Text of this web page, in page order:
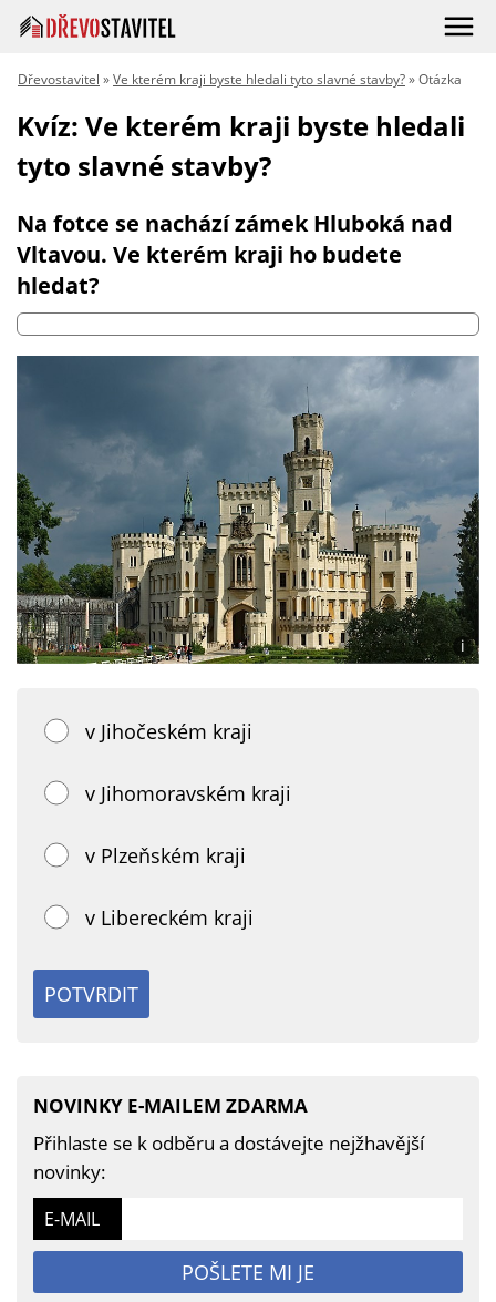
Dřevostavitel »Ve kterém kraji byste hledali tyto slavné stavby?» Otázka
Kvíz: Ve kterém kraji byste hledali
tyto slavné stavby?
Na fotce se nachází zámek Hluboká nad
Vltavou. Ve kterém kraji ho budete
hledat?
i
Foto:
v Jihočeském kraji
v Jihomoravském kraji
v Plzeňském kraji
v Libereckém kraji
POTVRDIT
NOVINKY E-MAILEM ZDARMA
Přihlaste se k odběru a dostávejte nejžhavější
novinky:
E-MAIL
POŠLETE MI JE